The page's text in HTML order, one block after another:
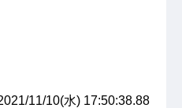
11/10(水) 17:50:38.88